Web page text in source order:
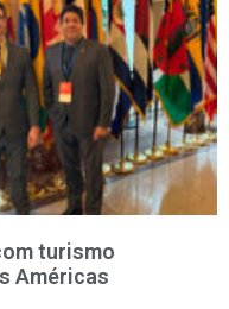
turismo
Américas